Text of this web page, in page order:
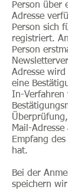
Person über
Adresse
Person sich
registriert.
Person
Adresse
eine
In-Verfahren
Mail-
Empfang
hat.
Bei der
speichern